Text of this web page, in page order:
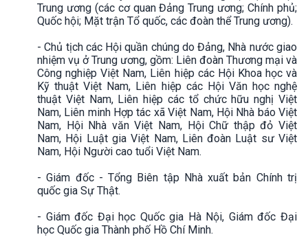
Trung ương (các cơ quan Đảng Trung ương; Chính phủ;
Quốc hội; Mặt trận Tổ quốc, các đoàn thể Trung ương).
- Chủ tịch các Hội quần chúng do Đảng, Nhà nước giao
nhiệm vụ ở Trung ương, gồm: Liên đoàn Thương mại và
Công nghiệp Việt Nam, Liên hiệp các Hội Khoa học và
Kỹ thuật Việt Nam, Liên hiệp các Hội Văn học nghệ
thuật Việt Nam, Liên hiệp các tổ chức hữu nghị Việt
Nam, Liên minh Hợp tác xã Việt Nam, Hội Nhà báo Việt
Nam, Hội Nhà văn Việt Nam, Hội Chữ thập đỏ Việt
Nam, Hội Luật gia Việt Nam, Liên đoàn Luật sư Việt
Nam, Hội Người cao tuổi Việt Nam.
- Giám đốc - Tổng Biên tập Nhà xuất bản Chính trị
quốc gia Sự Thật.
- Giám đốc Đại học Quốc gia Hà Nội, Giám đốc Đại
học Quốc gia Thành phố Hồ Chí Minh.